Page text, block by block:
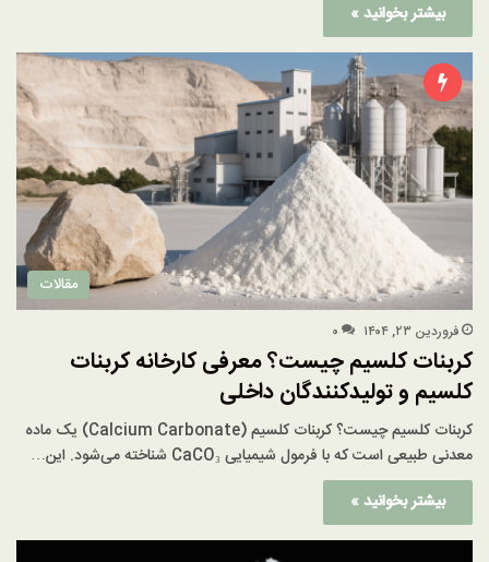
بیشتر بخوانید »
مقالات
فروردین ۲۳, ۱۴۰۴ ۰
کربنات کلسیم چیست؟ معرفی کارخانه کربنات
کلسیم و تولیدکنندگان داخلی
کربنات کلسیم چیست؟ کربنات کلسیم (Calcium Carbonate) یک ماده
معدنی طبیعی است که با فرمول شیمیایی CaCO₃ شناخته می‌شود. این…
بیشتر بخوانید »